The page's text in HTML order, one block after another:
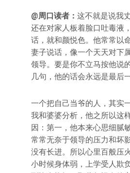
@周口读者： 这不就是说我
还在对家人板着脸口吐毒液
话，就和颜悦色。他常常以
妻子说话，像一个天天对下
领导。要是你不立马按他说
几句，他的话会永远是最后一
一个把自己当爷的人，其实
我和婆婆分析，他之所以这
因：第一，他本来心思细腻
常常无奈于领导的压力和坏
没有长进。所以心里百般压
小时候身体弱，上学受人欺